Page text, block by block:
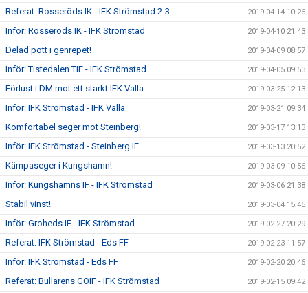
Referat: Rosseröds IK - IFK Strömstad 2-3 2019-04-14 10:26
Inför: Rosseröds IK - IFK Strömstad 2019-04-10 21:43
Delad pott i genrepet! 2019-04-09 08:57
Inför: Tistedalen TIF - IFK Strömstad 2019-04-05 09:53
Förlust i DM mot ett starkt IFK Valla. 2019-03-25 12:13
Inför: IFK Strömstad - IFK Valla 2019-03-21 09:34
Komfortabel seger mot Steinberg! 2019-03-17 13:13
Inför: IFK Strömstad - Steinberg IF 2019-03-13 20:52
Kämpaseger i Kungshamn! 2019-03-09 10:56
Inför: Kungshamns IF - IFK Strömstad 2019-03-06 21:38
Stabil vinst! 2019-03-04 15:45
Inför: Groheds IF - IFK Strömstad 2019-02-27 20:29
Referat: IFK Strömstad - Eds FF 2019-02-23 11:57
Inför: IFK Strömstad - Eds FF 2019-02-20 20:46
Referat: Bullarens GOIF - IFK Strömstad 2019-02-15 09:42